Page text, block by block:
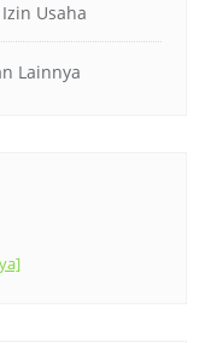
Usaha
Lainnya